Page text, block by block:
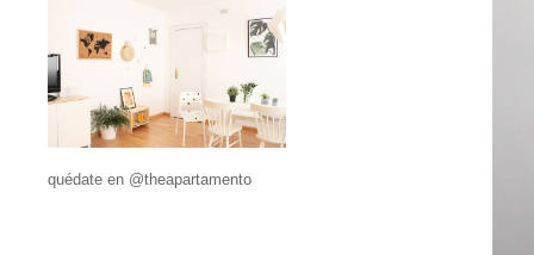
quédate en @theapartamento